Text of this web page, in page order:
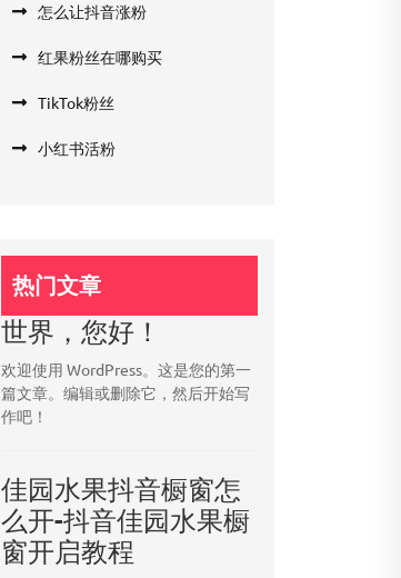
怎么让抖音涨粉
红果粉丝在哪购买
TikTok粉丝
小红书活粉
热门文章
世界，您好！
欢迎使用 WordPress。这是您的第一
篇文章。编辑或删除它，然后开始写
作吧！
佳园水果抖音橱窗怎
么开-抖音佳园水果橱
窗开启教程